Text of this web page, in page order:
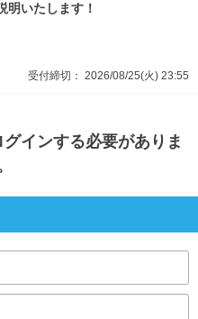
明いたします！
受付締切： 2026/08/25(火) 23:55
インする必要がありま